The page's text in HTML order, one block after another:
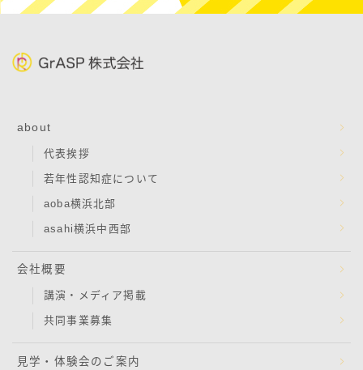
about
代表挨拶
若年性認知症について
aoba横浜北部
asahi横浜中西部
会社概要
講演・メディア掲載
共同事業募集
見学・体験会のご案内